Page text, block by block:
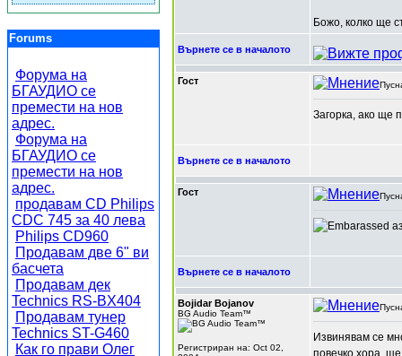
Forums
Форума на
БГАУДИО се
премести на нов
адрес.
Форума на
БГАУДИО се
премести на нов
адрес.
продавам CD Philips
CDC 745 за 40 лева
Philips CD960
Продавам две 6" ви
басчета
Продавам дек
Technics RS-BX404
Продавам тунер
Technics ST-G460
Как го прави Олег
Божо, колко ще
Върнете се в началото
Гост
Загорка, ако ще
Върнете се в началото
Гост
Върнете се в началото
Bojidar Bojanov
BG Audio Team™
Регистриран на: Oct 02,
Извинявам се
повечко хора,